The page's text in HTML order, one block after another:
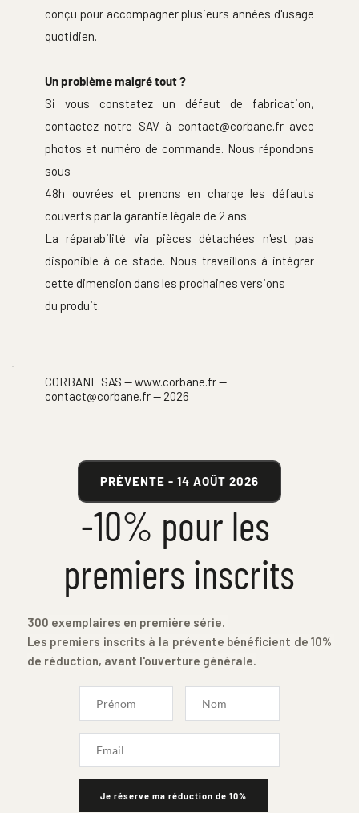
conçu pour accompagner plusieurs années d'usage
quotidien.
Un problème malgré tout ?
Si vous constatez un défaut de fabrication,
contactez notre SAV à contact@corbane.fr avec
photos et numéro de commande. Nous répondons
sous
48h ouvrées et prenons en charge les défauts
couverts par la garantie légale de 2 ans.
La réparabilité via pièces détachées n'est pas
disponible à ce stade. Nous travaillons à intégrer
cette dimension dans les prochaines versions
du produit.
CORBANE SAS — www.corbane.fr —
contact@corbane.fr — 2026
PRÉVENTE - 14 AOÛT 2026
-10% pour les
premiers inscrits
300 exemplaires en première série.
Les premiers inscrits à la prévente bénéficient de 10%
de réduction, avant l'ouverture générale.
Je réserve ma réduction de 10%